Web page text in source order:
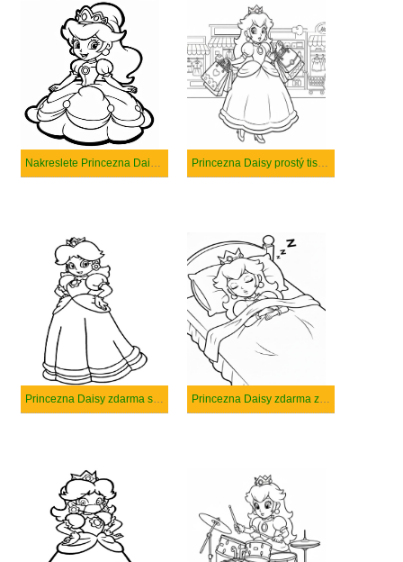
Nakreslete Princezna Daisy zdarma základní tisknutelné Princezna Daisy prostý tisknutelné
Princezna Daisy zdarma snadný tisknutelné Princezna Daisy zdarma základní